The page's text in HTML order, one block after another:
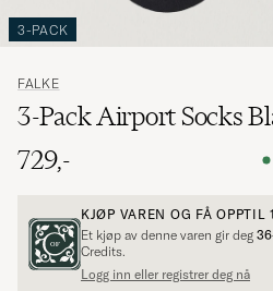
3-PACK
FALKE
3-Pack Airport Socks
729,-
KJØP VAREN OG FÅ OPPTIL
Et kjøp av denne varen gir deg
Credits.
Logg inn eller registrer deg nå